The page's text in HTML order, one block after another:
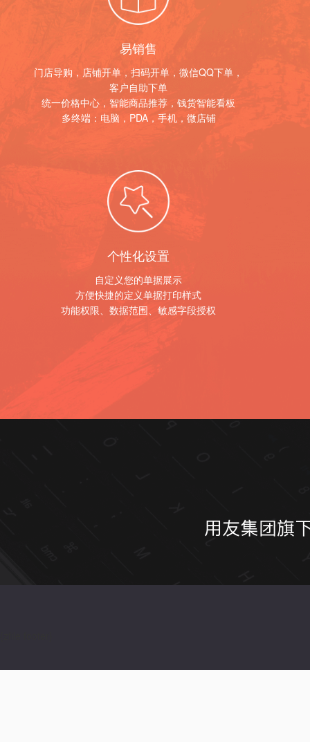
易销售
门店导购，店铺开单，扫码开单，微信QQ下单，
客户自助下单
统一价格中心，智能商品推荐，钱货智能看板
多终端：电脑，PDA，手机，微店铺
个性化设置
自定义您的单据展示
方便快捷的定义单据打印样式
功能权限、数据范围、敏感字段授权